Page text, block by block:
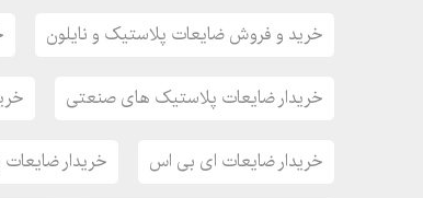
خرید و فروش ضایعات پلاستیک و نایلون
خریدار ضایعات پلاستیک های صنعتی
خریدار ضایعات ای بی اس خریدار ضایعات